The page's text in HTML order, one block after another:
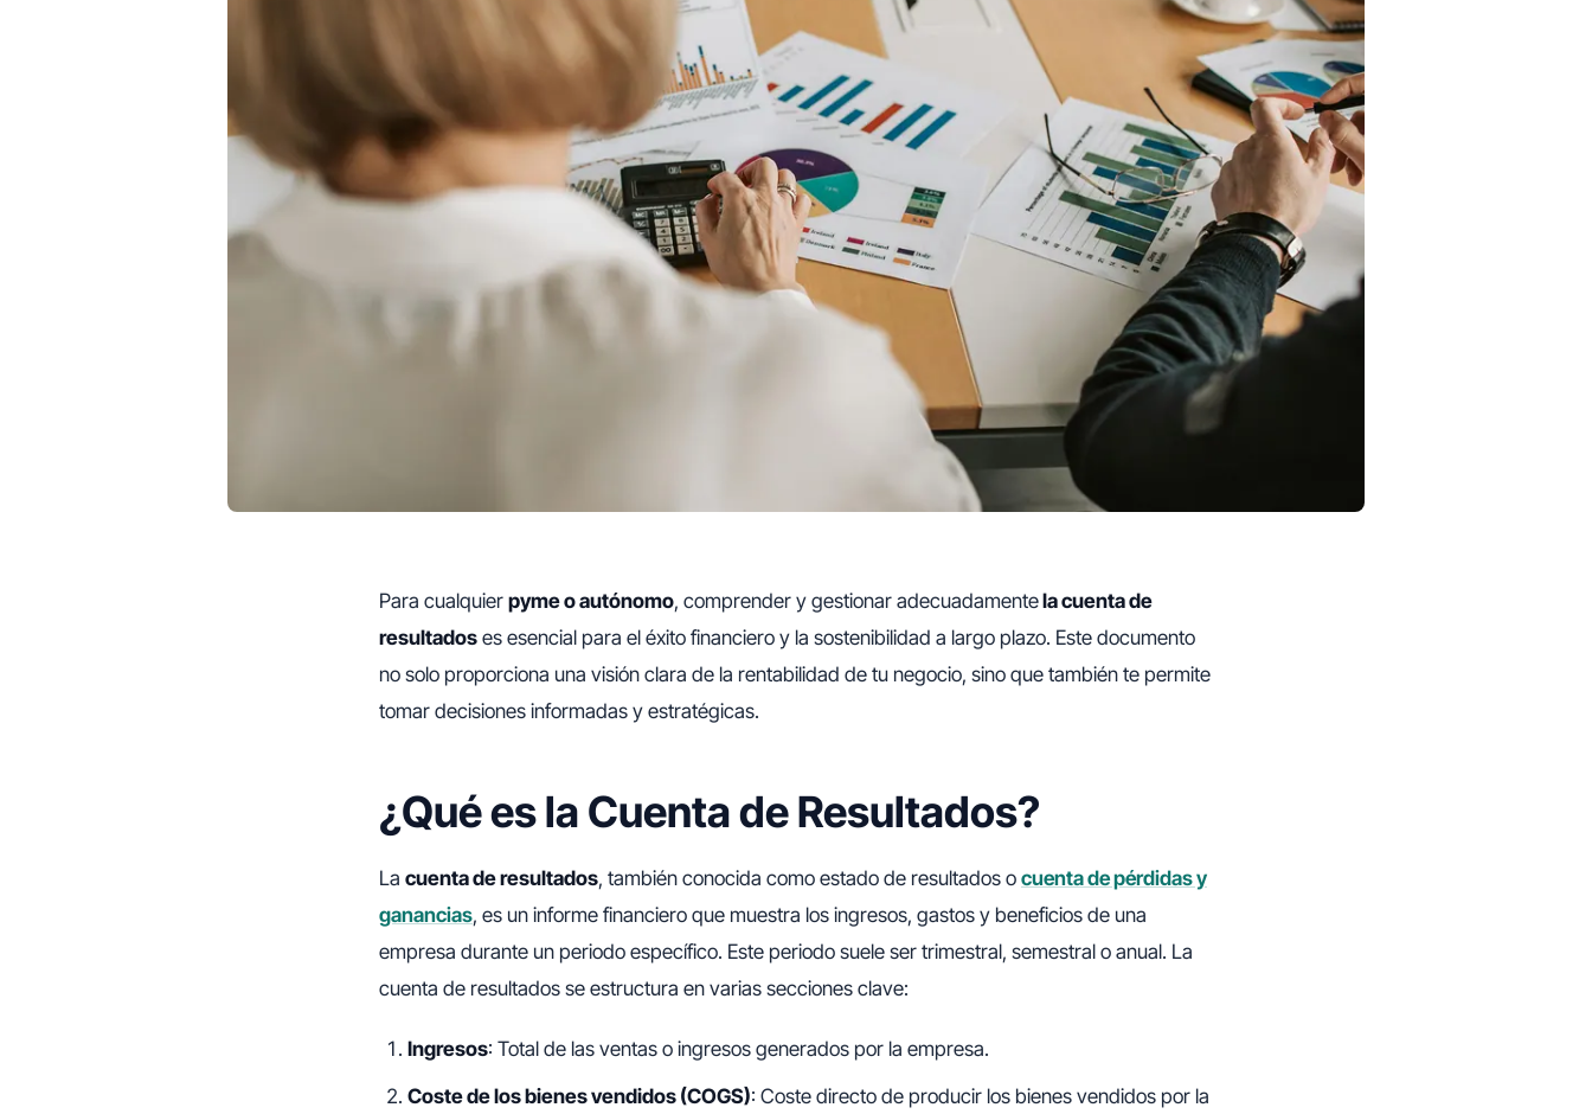
Para cualquier pyme o autónomo, comprender y gestionar adecuadamentela cuenta de
resultados es esencial para el éxito financiero y la sostenibilidad a largo plazo. Este documento
no solo proporciona una visión clara de la rentabilidad de tu negocio, sino que también te permite
tomar decisiones informadas y estratégicas.
¿Qué es la Cuenta de Resultados?
La cuenta de resultados, también conocida como estado de resultados o cuenta de pérdidas y
ganancias, es un informe financiero que muestra los ingresos, gastos y beneficios de una
empresa durante un periodo específico. Este periodo suele ser trimestral, semestral o anual. La
cuenta de resultados se estructura en varias secciones clave:
Ingresos: Total de las ventas o ingresos generados por la empresa.
Coste de los bienes vendidos (COGS): Coste directo de producir los bienes vendidos por la